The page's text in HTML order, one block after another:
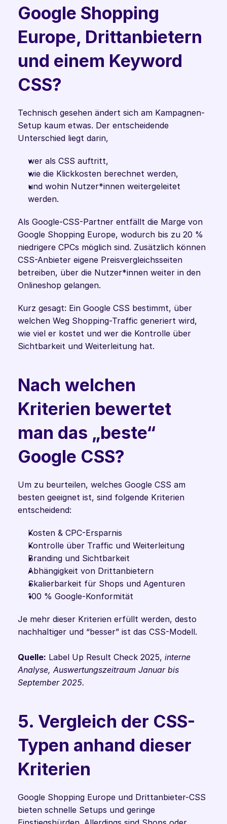
Google Shopping
Europe, Drittanbietern
und einem Keyword
CSS?
Technisch gesehen ändert sich am Kampagnen-
Setup kaum etwas. Der entscheidende
Unterschied liegt darin,
wer als CSS auftritt,
wie die Klickkosten berechnet werden,
und wohin Nutzer*innen weitergeleitet
werden.
Als Google-CSS-Partner entfällt die Marge von
Google Shopping Europe, wodurch bis zu 20 %
niedrigere CPCs möglich sind. Zusätzlich können
CSS-Anbieter eigene Preisvergleichsseiten
betreiben, über die Nutzer*innen weiter in den
Onlineshop gelangen.
Kurz gesagt: Ein Google CSS bestimmt, über
welchen Weg Shopping-Traffic generiert wird,
wie viel er kostet und wer die Kontrolle über
Sichtbarkeit und Weiterleitung hat.
Nach welchen
Kriterien bewertet
man das „beste“
Google CSS?
Um zu beurteilen, welches Google CSS am
besten geeignet ist, sind folgende Kriterien
entscheidend:
Kosten & CPC-Ersparnis
Kontrolle über Traffic und Weiterleitung
Branding und Sichtbarkeit
Abhängigkeit von Drittanbietern
Skalierbarkeit für Shops und Agenturen
100 % Google-Konformität
Je mehr dieser Kriterien erfüllt werden, desto
nachhaltiger und “besser” ist das CSS-Modell.
Quelle: Label Up Result Check 2025, interne
Analyse, Auswertungszeitraum Januar bis
September 2025.
5. Vergleich der CSS-
Typen anhand dieser
Kriterien
Google Shopping Europe und Drittanbieter-CSS
bieten schnelle Setups und geringe